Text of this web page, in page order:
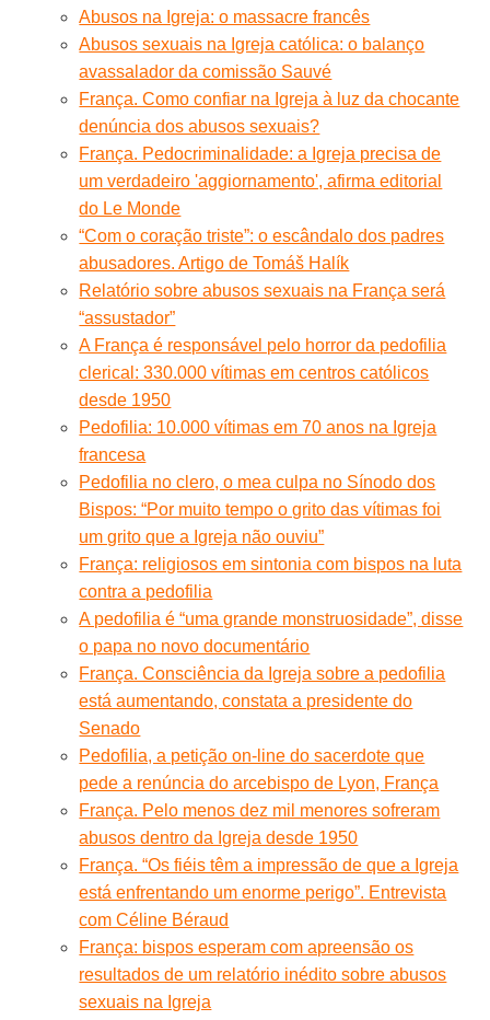
Abusos na Igreja: o massacre francês
Abusos sexuais na Igreja católica: o balanço
avassalador da comissão Sauvé
França. Como confiar na Igreja à luz da chocante
denúncia dos abusos sexuais?
França. Pedocriminalidade: a Igreja precisa de
um verdadeiro 'aggiornamento', afirma editorial
do Le Monde
“Com o coração triste”: o escândalo dos padres
abusadores. Artigo de Tomáš Halík
Relatório sobre abusos sexuais na França será
“assustador”
A França é responsável pelo horror da pedofilia
clerical: 330.000 vítimas em centros católicos
desde 1950
Pedofilia: 10.000 vítimas em 70 anos na Igreja
francesa
Pedofilia no clero, o mea culpa no Sínodo dos
Bispos: “Por muito tempo o grito das vítimas foi
um grito que a Igreja não ouviu”
França: religiosos em sintonia com bispos na luta
contra a pedofilia
A pedofilia é “uma grande monstruosidade”, disse
o papa no novo documentário
França. Consciência da Igreja sobre a pedofilia
está aumentando, constata a presidente do
Senado
Pedofilia, a petição on-line do sacerdote que
pede a renúncia do arcebispo de Lyon, França
França. Pelo menos dez mil menores sofreram
abusos dentro da Igreja desde 1950
França. “Os fiéis têm a impressão de que a Igreja
está enfrentando um enorme perigo”. Entrevista
com Céline Béraud
França: bispos esperam com apreensão os
resultados de um relatório inédito sobre abusos
sexuais na Igreja